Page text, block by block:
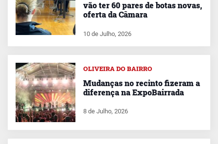
vão ter 60 pares de botas novas,
oferta da Câmara
10 de Julho, 2026
OLIVEIRA DO BAIRRO
Mudanças no recinto fizeram a
diferença na ExpoBairrada
8 de Julho, 2026